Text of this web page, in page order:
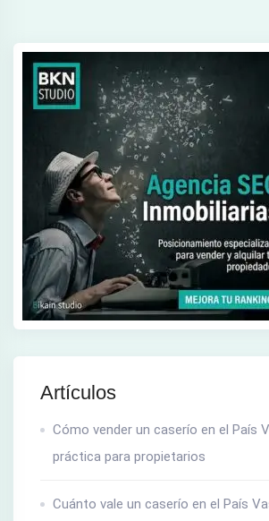
Artículos
Cómo vender un caserío en el País
práctica para propietarios
Cuánto vale un caserío en el País